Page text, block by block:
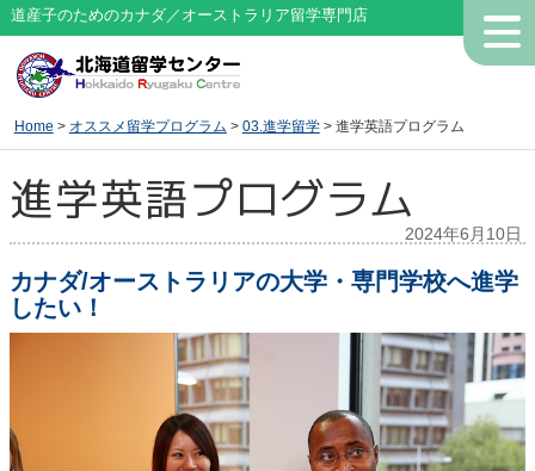
道産子のためのカナダ／オーストラリア留学専門店
Home > オススメ留学プログラム > 03.進学留学> 進学英語プログラム
進学英語プログラム
2024年6月10日
カナダ/オーストラリアの大学・専門学校へ進学
したい！